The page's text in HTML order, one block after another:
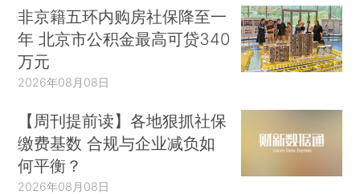
非京籍五环内购房社保降至一
年 北京市公积金最高可贷340
万元
2026年08月08日
【周刊提前读】各地狠抓社保
缴费基数 合规与企业减负如
何平衡？
2026年08月08日